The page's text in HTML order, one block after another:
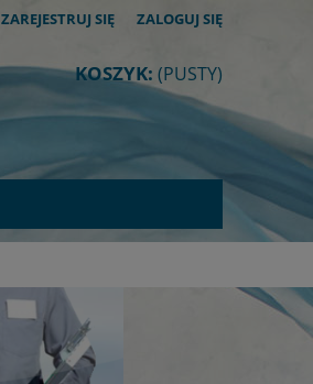
ZAREJESTRUJ SIĘ ZALOGUJ SIĘ
KOSZYK: (PUSTY)